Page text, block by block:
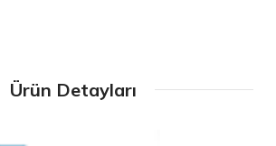
Ürün Detayları